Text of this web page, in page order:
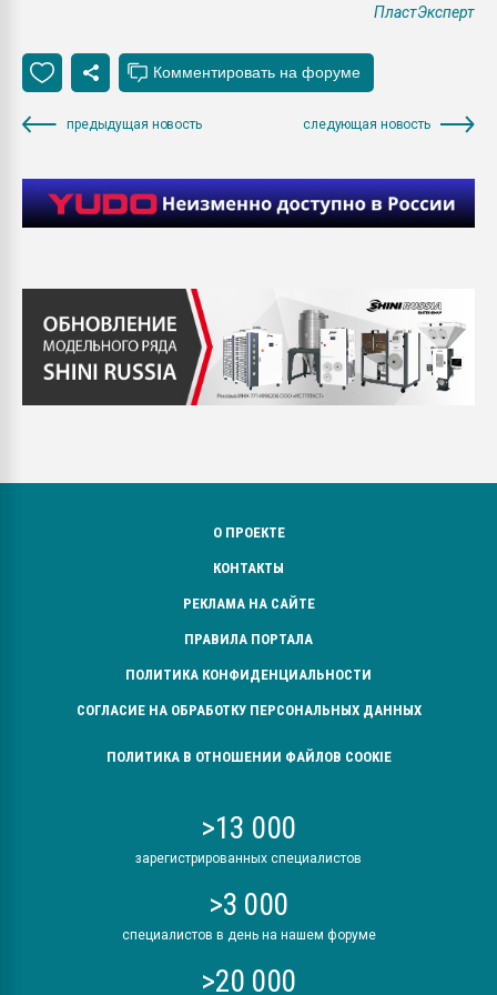
ПластЭксперт
предыдущая новость следующая новость
О ПРОЕКТЕ
КОНТАКТЫ
РЕКЛАМА НА САЙТЕ
ПРАВИЛА ПОРТАЛА
ПОЛИТИКА КОНФИДЕНЦИАЛЬНОСТИ
СОГЛАСИЕ НА ОБРАБОТКУ ПЕРСОНАЛЬНЫХ ДАННЫХ
ПОЛИТИКА В ОТНОШЕНИИ ФАЙЛОВ COOKIE
>13 000
зарегистрированных специалистов
>3 000
специалистов в день на нашем форуме
>20 000